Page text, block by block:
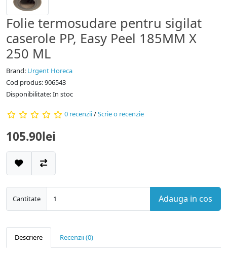
Folie termosudare pentru sigilat
caserole PP, Easy Peel 185MM X
250 ML
Brand: Urgent Horeca
Cod produs: 906543
Disponibilitate: In stoc
0 recenzii/Scrie o recenzie
105.90lei
Cantitate Adauga in cos
Descriere Recenzii (0)